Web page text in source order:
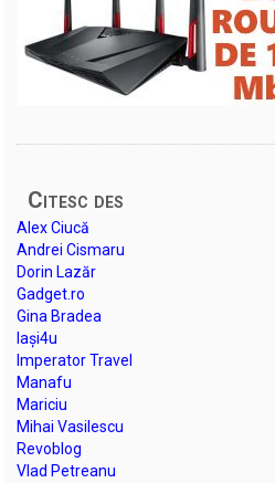
Citesc des
Alex Ciucă
Andrei Cismaru
Dorin Lazăr
Gadget.ro
Gina Bradea
Iași4u
Imperator Travel
Manafu
Mariciu
Mihai Vasilescu
Revoblog
Vlad Petreanu